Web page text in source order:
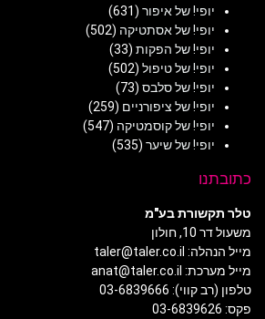
יופי! של איפור (631)
יופי! של אסתטיקה (502)
יופי! של הפקות (33)
יופי! של טיפול (502)
יופי! של סלבס (73)
יופי! של ציפורניים (259)
יופי! של קוסמטיקה (547)
יופי! של שיער (535)
כתובתנו
טלר תקשורת בע"מ
משעול דר 10, חולון
מייל הנהלה: taler@taler.co.il
מייל מערכת: anat@taler.co.il
טלפון (רב קווי): 03-6839666
פקס: 03-6839626